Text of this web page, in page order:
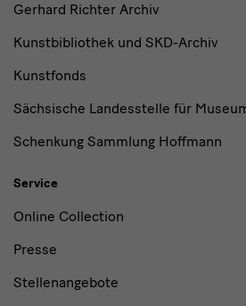
Gerhard Richter Archiv
Kunstbibliothek und SKD-Archiv
Kunstfonds
Sächsische Landesstelle für
Schenkung Sammlung Hoffmann
Service
Online Collection
Presse
Stellenangebote